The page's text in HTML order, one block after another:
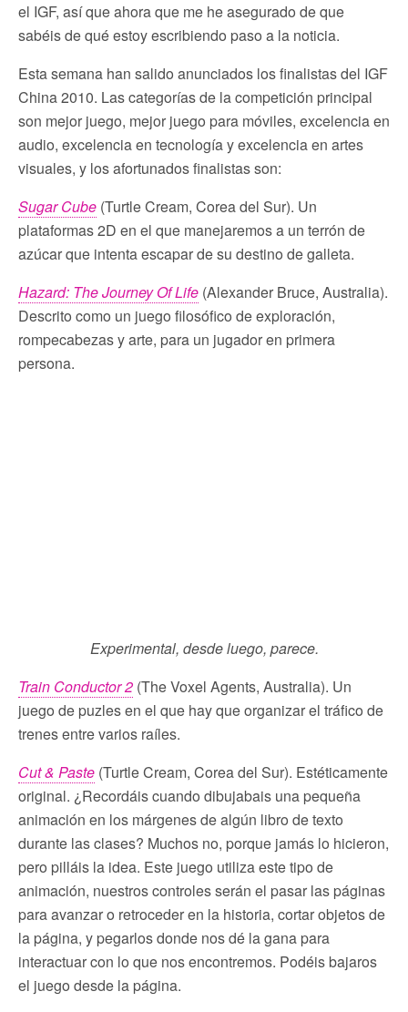
el IGF, así que ahora que me he asegurado de que
sabéis de qué estoy escribiendo paso a la noticia.
Esta semana han salido anunciados los finalistas del IGF
China 2010. Las categorías de la competición principal
son mejor juego, mejor juego para móviles, excelencia en
audio, excelencia en tecnología y excelencia en artes
visuales, y los afortunados finalistas son:
Sugar Cube (Turtle Cream, Corea del Sur). Un
plataformas 2D en el que manejaremos a un terrón de
azúcar que intenta escapar de su destino de galleta.
Hazard: The Journey Of Life (Alexander Bruce, Australia).
Descrito como un juego filosófico de exploración,
rompecabezas y arte, para un jugador en primera
persona.
Experimental, desde luego, parece.
Train Conductor 2 (The Voxel Agents, Australia). Un
juego de puzles en el que hay que organizar el tráfico de
trenes entre varios raíles.
Cut & Paste (Turtle Cream, Corea del Sur). Estéticamente
original. ¿Recordáis cuando dibujabais una pequeña
animación en los márgenes de algún libro de texto
durante las clases? Muchos no, porque jamás lo hicieron,
pero pilláis la idea. Este juego utiliza este tipo de
animación, nuestros controles serán el pasar las páginas
para avanzar o retroceder en la historia, cortar objetos de
la página, y pegarlos donde nos dé la gana para
interactuar con lo que nos encontremos. Podéis bajaros
el juego desde la página.